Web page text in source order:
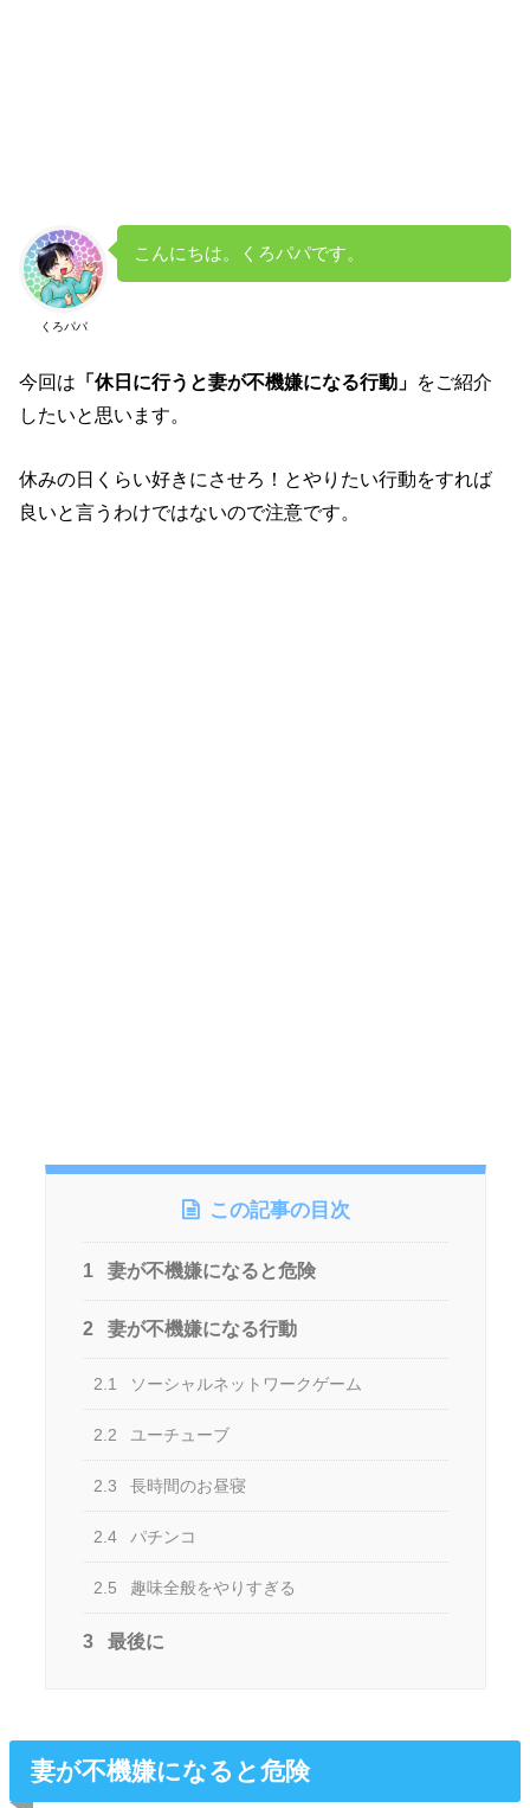
くろパパ
こんにちは。くろパパです。
今回は 「休日に行うと妻が不機嫌になる行動」 をご紹介
したいと思います。
休みの日くらい好きにさせろ！とやりたい行動をすれば
良いと言うわけではないので注意です。
この記事の目次
1 妻が不機嫌になると危険
2 妻が不機嫌になる行動
2.1 ソーシャルネットワークゲーム
2.2 ユーチューブ
2.3 長時間のお昼寝
2.4 パチンコ
2.5 趣味全般をやりすぎる
3 最後に
妻が不機嫌になると危険